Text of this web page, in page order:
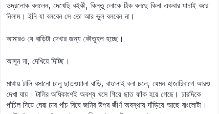
ভদ্রলোক বললেন, দেখেছি বইকী, কিন্তু লোকে ঠিক বলছে কিনা একবার যাচাই করে
নিলাম। ইনি যা বলবেন সে তো আর ভুল বলবেন না।
আমারও যে বাড়িটা দেখার জন্য কৌতূহল হচ্ছে।
আসুন না, দেখিয়ে দিচ্ছি।
মাথায় টালি বসানো ঢালু ছাতওয়ালা বাড়ি, বাংলোই বলা চলে, যেমন হাজারিবাগে আরও
দেখা যায়। টালির অধিকাংশই অবশ্য খসে গিয়ে ছাত ফাঁক হয়ে গেছে। চারদিকে
পাঁচিল দিয়ে ঘেরা চার পাঁচ বিঘে জমির উপর জীর্ণ অবস্থায় দাঁড়িয়ে আছে বাংলোটা।